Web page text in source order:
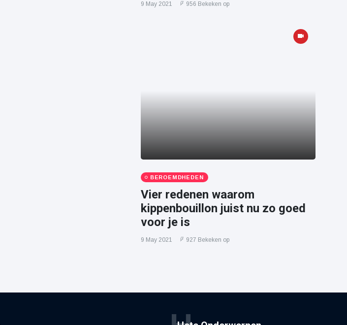
9 May 2021 956 Bekeken op
BEROEMDHEDEN
Vier redenen waarom
kippenbouillon juist nu zo goed
voor je is
9 May 2021 927 Bekeken op